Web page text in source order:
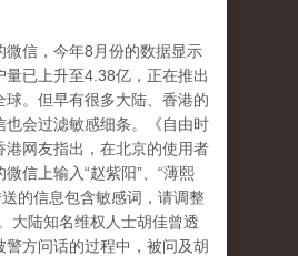
微信，今年8月份的数据显示
量已上升至4.38亿，正在推出
球。但早有很多大陆、香港的
也会过滤敏感细条。《自由时
港网友指出，在北京的使用者
信上输入“赵紫阳”、“薄熙
送的信息包含敏感词，请调整
大陆知名维权人士胡佳曾透
警方问话的过程中，被问及胡